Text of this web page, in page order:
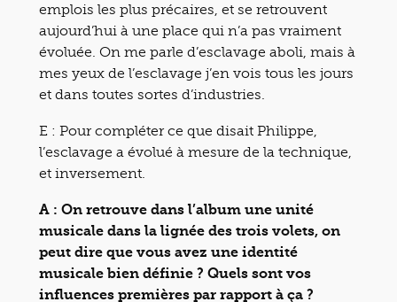
emplois les plus précaires, et se retrouvent
aujourd’hui à une place qui n’a pas vraiment
évoluée. On me parle d’esclavage aboli, mais à
mes yeux de l’esclavage j’en vois tous les jours
et dans toutes sortes d’industries.
E : Pour compléter ce que disait Philippe,
l’esclavage a évolué à mesure de la technique,
et inversement.
A : On retrouve dans l’album une unité
musicale dans la lignée des trois volets, on
peut dire que vous avez une identité
musicale bien définie ? Quels sont vos
influences premières par rapport à ça ?